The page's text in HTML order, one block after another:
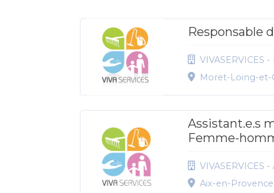
Responsable
VIVASERVICES
Moret-Loing-et-
Assistant.e.s
Femme-
VIVASERVICES
Aix-en-Provence